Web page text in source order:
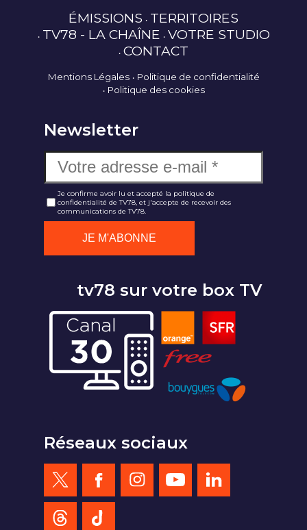
ÉMISSIONS TERRITOIRES
TV78 - LA CHAÎNE VOTRE STUDIO
CONTACT
Mentions Légales
Politique de confidentialité
Politique des cookies
Newsletter
Je confirme avoir lu et accepté la politique de
confidentialité de TV78, et j'accepte de recevoir des
communications de TV78.
tv78 sur votre box TV
Réseaux sociaux